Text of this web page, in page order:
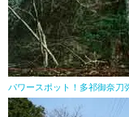
パワースポット！多祁御奈刀